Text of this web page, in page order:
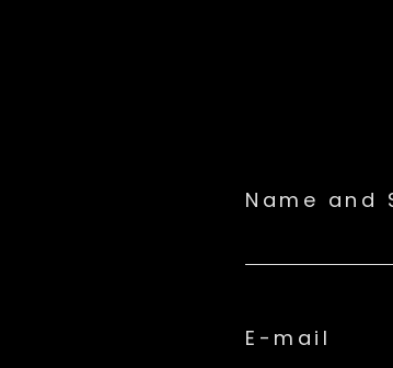
Name and
E-mail